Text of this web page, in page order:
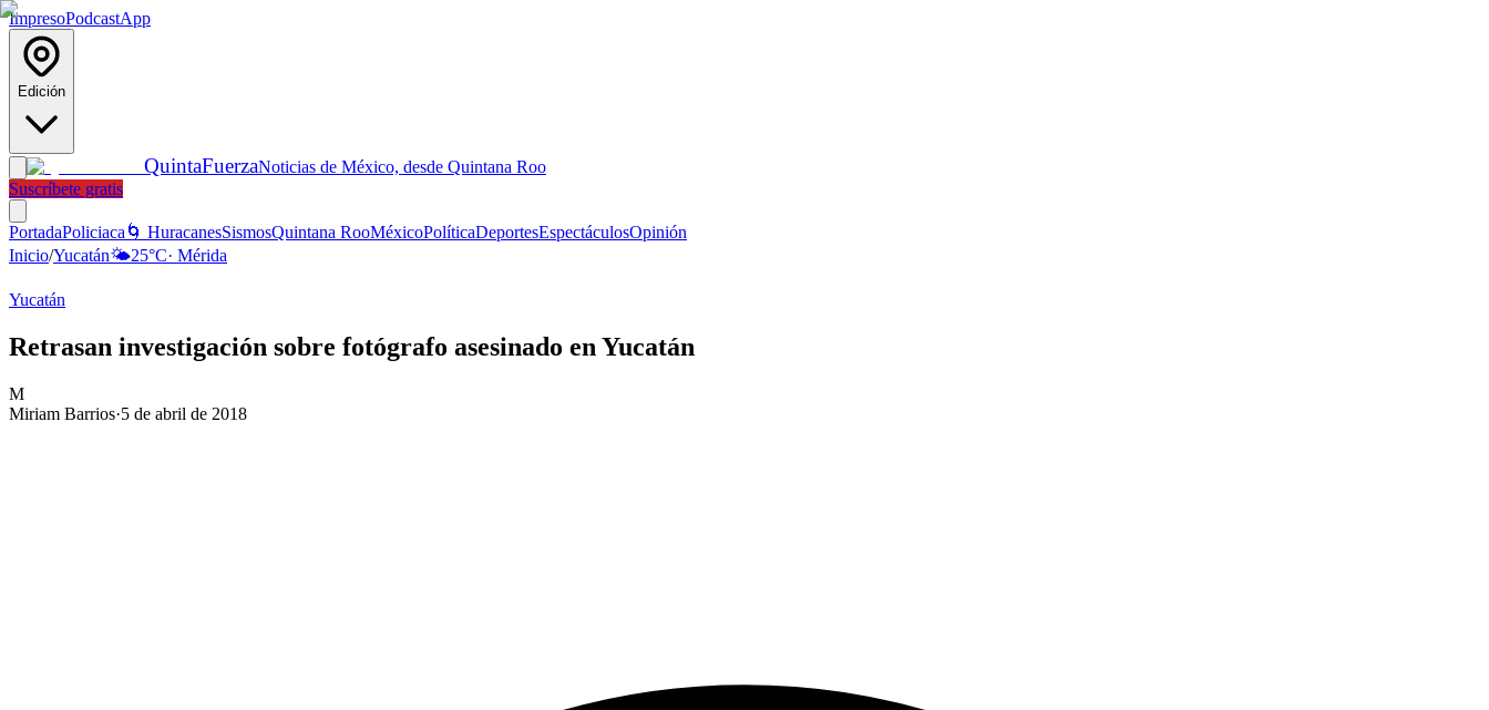
ImpresoPodcastApp
Edición
QuintaFuerzaNoticias de México, desde Quintana Roo
Suscríbete gratis
PortadaPoliciaca 🌀 HuracanesSismosQuintana RooMéxicoPolíticaDeportesEspectáculosOpinión
Inicio/Yucatán🌤️25°C· Mérida
Yucatán
Retrasan investigación sobre fotógrafo asesinado en Yucatán
M
Miriam Barrios·5 de abril de 2018